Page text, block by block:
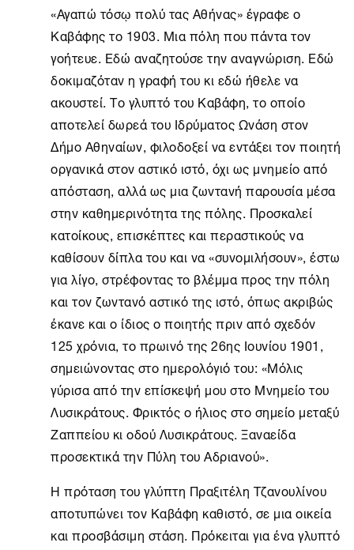
«Αγαπώ τόσῳ πολύ τας Αθήνας» έγραφε ο
Καβάφης το 1903. Μια πόλη που πάντα τον
γοήτευε. Εδώ αναζητούσε την αναγνώριση. Εδώ
δοκιμαζόταν η γραφή του κι εδώ ήθελε να
ακουστεί. Το γλυπτό του Καβάφη, το οποίο
αποτελεί δωρεά του Ιδρύματος Ωνάση στον
Δήμο Αθηναίων, φιλοδοξεί να εντάξει τον ποιητή
οργανικά στον αστικό ιστό, όχι ως μνημείο από
απόσταση, αλλά ως μια ζωντανή παρουσία μέσα
στην καθημερινότητα της πόλης. Προσκαλεί
κατοίκους, επισκέπτες και περαστικούς να
καθίσουν δίπλα του και να «συνομιλήσουν», έστω
για λίγο, στρέφοντας το βλέμμα προς την πόλη
και τον ζωντανό αστικό της ιστό, όπως ακριβώς
έκανε και ο ίδιος ο ποιητής πριν από σχεδόν
125 χρόνια, το πρωινό της 26ης Ιουνίου 1901,
σημειώνοντας στο ημερολόγιό του: «Μόλις
γύρισα από την επίσκεψή μου στο Μνημείο του
Λυσικράτους. Φρικτός ο ήλιος στο σημείο μεταξύ
Ζαππείου κι οδού Λυσικράτους. Ξαναείδα
προσεκτικά την Πύλη του Αδριανού».
Η πρόταση του γλύπτη Πραξιτέλη Τζανουλίνου
αποτυπώνει τον Καβάφη καθιστό, σε μια οικεία
και προσβάσιμη στάση. Πρόκειται για ένα γλυπτό